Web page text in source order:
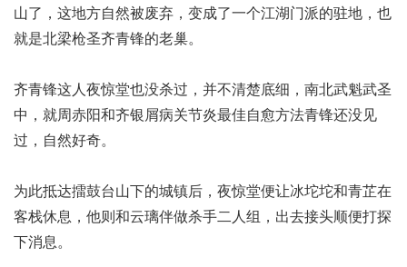
山了，这地方自然被废弃，变成了一个江湖门派的驻地，也
就是北梁枪圣齐青锋的老巢。
齐青锋这人夜惊堂也没杀过，并不清楚底细，南北武魁武圣
中，就周赤阳和齐银屑病关节炎最佳自愈方法青锋还没见
过，自然好奇。
为此抵达擂鼓台山下的城镇后，夜惊堂便让冰坨坨和青芷在
客栈休息，他则和云璃伴做杀手二人组，出去接头顺便打探
下消息。